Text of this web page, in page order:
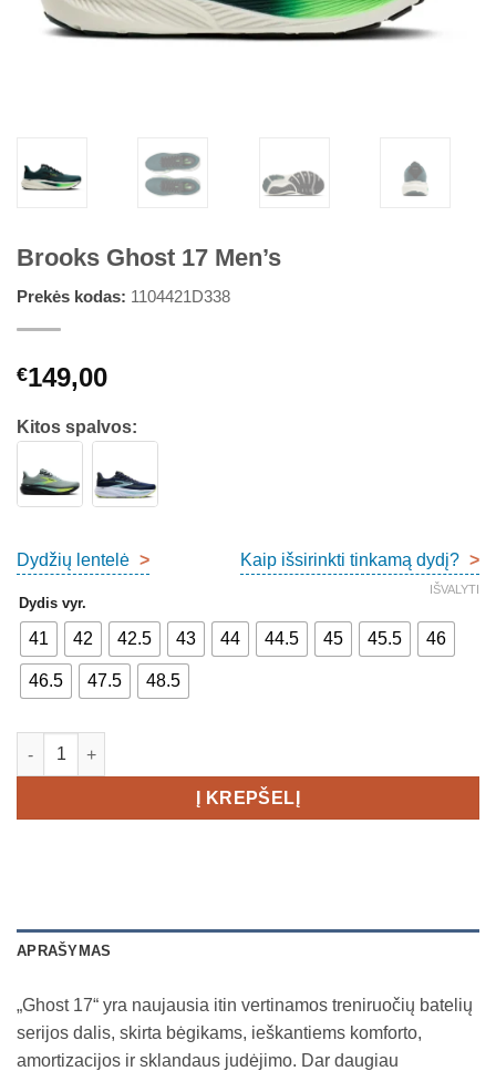
Brooks Ghost 17 Men’s
Prekės kodas: 1104421D338
€149,00
Kitos spalvos:
Dydžių lentelė > Kaip išsirinkti tinkamą dydį? >
Dydis vyr.
41 42 42.5 43 44 44.5 45 45.5 46
46.5 47.5 48.5
IŠVALYTI
produkto kiekis: Brooks Ghost 17 Men's
Į KREPŠELĮ
APRAŠYMAS
„Ghost 17“ yra naujausia itin vertinamos treniruočių batelių
serijos dalis, skirta bėgikams, ieškantiems komforto,
amortizacijos ir sklandaus judėjimo. Dar daugiau